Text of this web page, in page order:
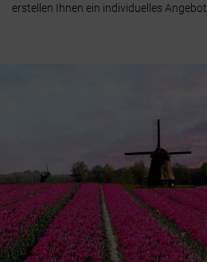
erstellen Ihnen ein individuelles Angebot.